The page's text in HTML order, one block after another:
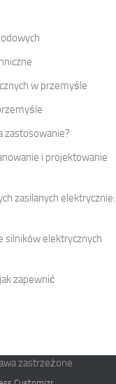
w przemyśle
zastosowanie?
i projektowanie
zasilanych elektrycznie:
silników elektrycznych
zapewnić
zastrzeżone